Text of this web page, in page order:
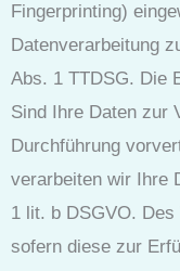
Fingerprinting)
Datenverarbeitung
Abs. 1 TTDSG. Die
Sind Ihre Daten zur
Durchführung
verarbeiten wir Ihre
1 lit. b DSGVO.
sofern diese zur